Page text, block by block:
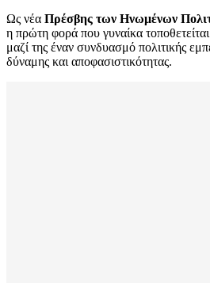
Ως νέα Πρέσβης των Ηνωμένων
η πρώτη φορά που γυναίκα
μαζί της έναν συνδυασμό πολιτικής
δύναμης και αποφασιστικότητας.